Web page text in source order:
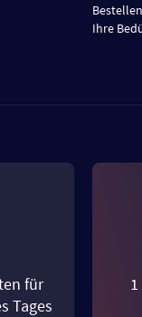
Ihre
für
Tages